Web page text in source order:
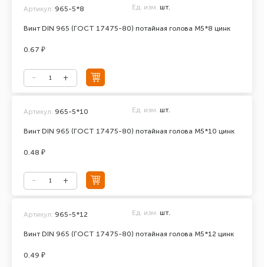
Винт DIN 965 (ГОСТ 17475-80) потайная голова М5*8 цинк
Артикул: 965-5*8 Ед. изм. шт.
0.67 ₽
Винт DIN 965 (ГОСТ 17475-80) потайная голова М5*10 цинк
Артикул: 965-5*10 Ед. изм. шт.
0.48 ₽
Винт DIN 965 (ГОСТ 17475-80) потайная голова М5*12 цинк
Артикул: 965-5*12 Ед. изм. шт.
0.49 ₽